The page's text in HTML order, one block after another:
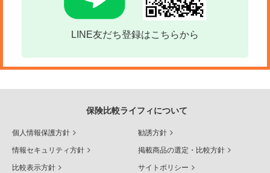
LINE友だち登録はこちらから
保険比較ライフィについて
個人情報保護方針 勧誘方針
情報セキュリティ方針 掲載商品の選定・比較方針
比較表示方針 サイトポリシー